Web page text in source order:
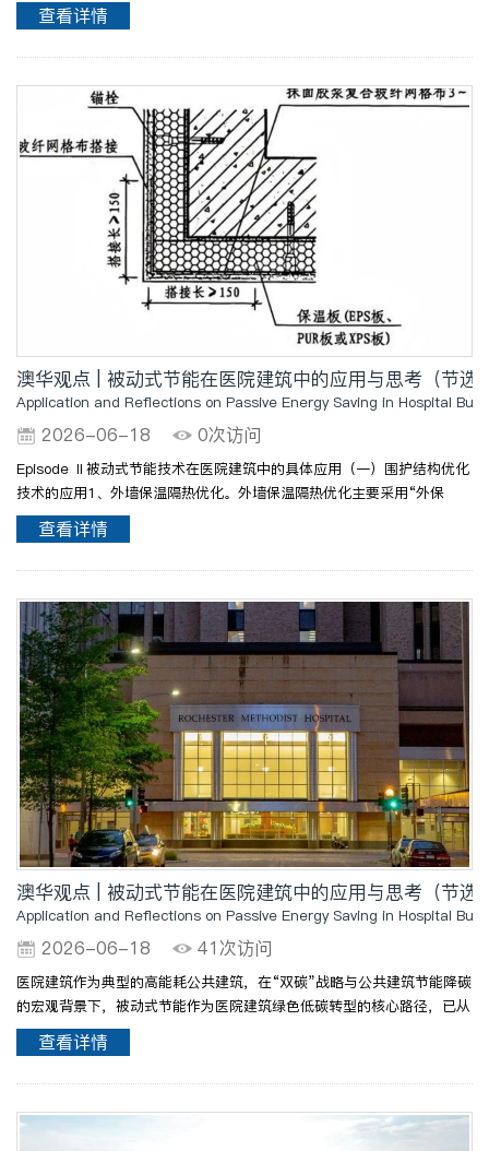
国某医院被动式节能设计项目1、项目概况：该医院位于德国..
查看详情
澳华观点 | 被动式节能在医院建筑中的应用与思考（节
Application and Reflections on Passive Energy Saving in Hospital
2026-06-18 0次访问
Episode Ⅱ被动式节能技术在医院建筑中的具体应用（一）围护结构优化
技术的应用1、外墙保温隔热优化。外墙保温隔热优化主要采用“外保
温”技术，可采用岩棉板、保温一体板等高效保温材料，这些材料具有导
热系数低、保温性能好、防火等级高等特点。建筑外保温示..
查看详情
澳华观点 | 被动式节能在医院建筑中的应用与思考（节
Application and Reflections on Passive Energy Saving in Hospital
2026-06-18 41次访问
医院建筑作为典型的高能耗公共建筑，在“双碳”战略与公共建筑节能降碳
的宏观背景下，被动式节能作为医院建筑绿色低碳转型的核心路径，已从
技术选择上升为政策刚性要求与行业发展共识。据相关数据统计，我国医
院建筑单位面积能耗约为普通公共建筑的1.5-2倍，部..
查看详情